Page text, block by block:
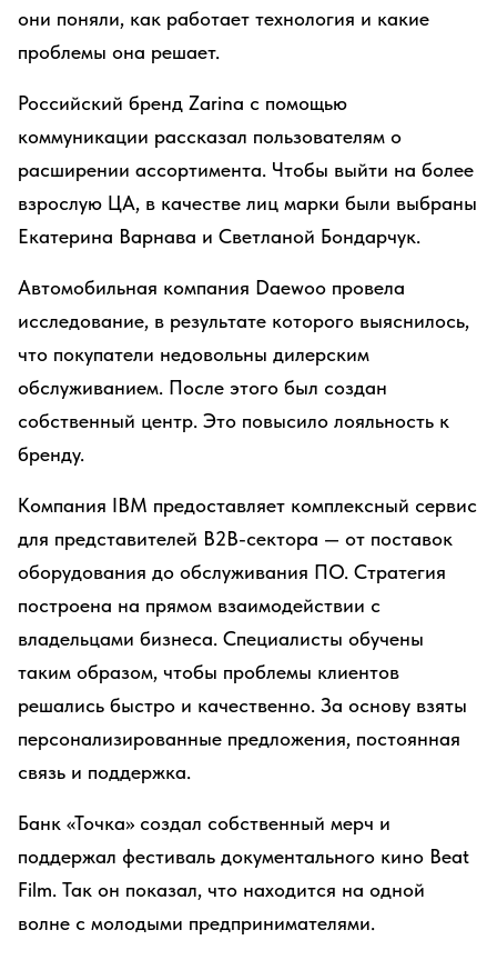
они поняли, как работает технология и какие
проблемы она решает.
Российский бренд Zarina с помощью
коммуникации рассказал пользователям о
расширении ассортимента. Чтобы выйти на более
взрослую ЦА, в качестве лиц марки были выбраны
Екатерина Варнава и Светланой Бондарчук.
Автомобильная компания Daewoo провела
исследование, в результате которого выяснилось,
что покупатели недовольны дилерским
обслуживанием. После этого был создан
собственный центр. Это повысило лояльность к
бренду.
Компания IBM предоставляет комплексный сервис
для представителей B2B-сектора — от поставок
оборудования до обслуживания ПО. Стратегия
построена на прямом взаимодействии с
владельцами бизнеса. Специалисты обучены
таким образом, чтобы проблемы клиентов
решались быстро и качественно. За основу взяты
персонализированные предложения, постоянная
связь и поддержка.
Банк «Точка» создал собственный мерч и
поддержал фестиваль документального кино Beat
Film. Так он показал, что находится на одной
волне с молодыми предпринимателями.